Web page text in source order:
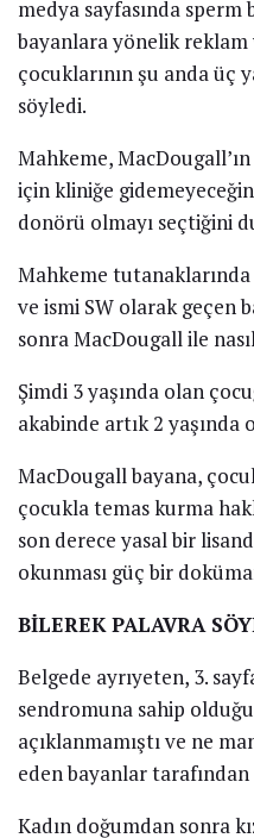
medya sayfasında sperm
bayanlara yönelik
çocuklarının şu anda üç
söyledi.
Mahkeme,
için kliniğe
donörü olmayı seçtiğini
Mahkeme
ve ismi SW olarak geçen
sonra MacDougall ile
Şimdi 3 yaşında olan
akabinde artık 2
MacDougall bayana,
çocukla temas kurma
son derece yasal bir
okunması güç bir
BİLEREK PALAVRA
Belgede ayrıyeten, 3.
sendromuna sahip
açıklanmamıştı ve ne
eden bayanlar tarafından
Kadın doğumdan sonra